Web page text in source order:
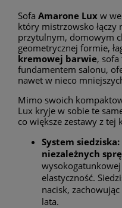
Sofa Amarone Lux w
który mistrzowsko
przytulnym, domowym
geometrycznej formie,
kremowej barwie,
fundamentem salonu,
nawet w nieco
Mimo swoich
Lux kryje w sobie te
co większe zestawy z tej
System siedziska:
niezależnych
elastyczność.
nacisk,
lata.